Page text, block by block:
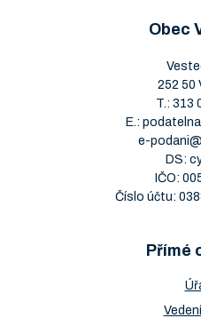
Obec
252 50
T.: 313
E.:
e-
DS:
IČO:
Číslo účtu:
Přímé